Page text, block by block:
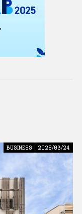
BUSINESS | 2026/03/24